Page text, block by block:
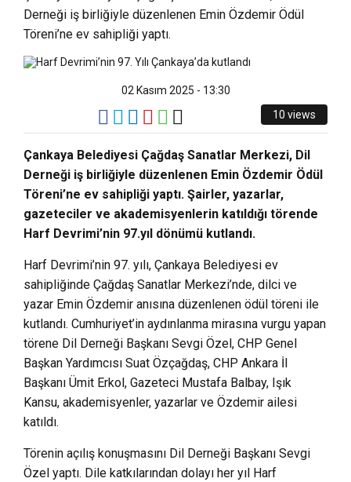
Derneği iş birliğiyle düzenlenen Emin Özdemir Ödül
Töreni’ne ev sahipliği yaptı.
02 Kasım 2025 - 13:30
10 views
Çankaya Belediyesi Çağdaş Sanatlar Merkezi, Dil
Derneği iş birliğiyle düzenlenen Emin Özdemir Ödül
Töreni’ne ev sahipliği yaptı. Şairler, yazarlar,
gazeteciler ve akademisyenlerin katıldığı törende
Harf Devrimi’nin 97.yıl dönümü kutlandı.
Harf Devrimi’nin 97. yılı, Çankaya Belediyesi ev
sahipliğinde Çağdaş Sanatlar Merkezi’nde, dilci ve
yazar Emin Özdemir anısına düzenlenen ödül töreni ile
kutlandı. Cumhuriyet’in aydınlanma mirasına vurgu yapan
törene Dil Derneği Başkanı Sevgi Özel, CHP Genel
Başkan Yardımcısı Suat Özçağdaş, CHP Ankara İl
Başkanı Ümit Erkol, Gazeteci Mustafa Balbay, Işık
Kansu, akademisyenler, yazarlar ve Özdemir ailesi
katıldı.
Törenin açılış konuşmasını Dil Derneği Başkanı Sevgi
Özel yaptı. Dile katkılarından dolayı her yıl Harf